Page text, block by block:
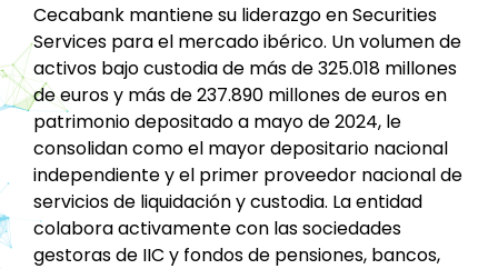
Cecabank mantiene su liderazgo en Securities
Services para el mercado ibérico. Un volumen de
activos bajo custodia de más de 325.018 millones
de euros y más de 237.890 millones de euros en
patrimonio depositado a mayo de 2024, le
consolidan como el mayor depositario nacional
independiente y el primer proveedor nacional de
servicios de liquidación y custodia. La entidad
colabora activamente con las sociedades
gestoras de IIC y fondos de pensiones, bancos,